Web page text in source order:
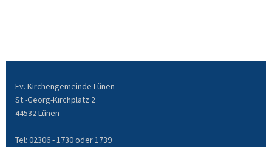
Ev. Kirchengemeinde Lünen
St.-Georg-Kirchplatz 2
44532 Lünen
Tel: 02306 - 1730 oder 1739